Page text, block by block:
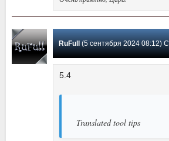
RuFull(5 сентября 2024 08:12)
5.4
Translated tool tips